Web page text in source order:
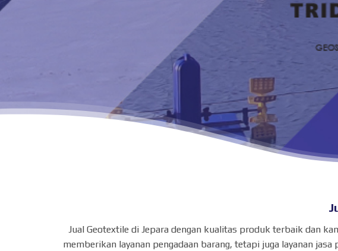
Jual Geotextile di Jepara dengan kualitas produk terbaik dan
memberikan layanan pengadaan barang, tetapi juga layanan